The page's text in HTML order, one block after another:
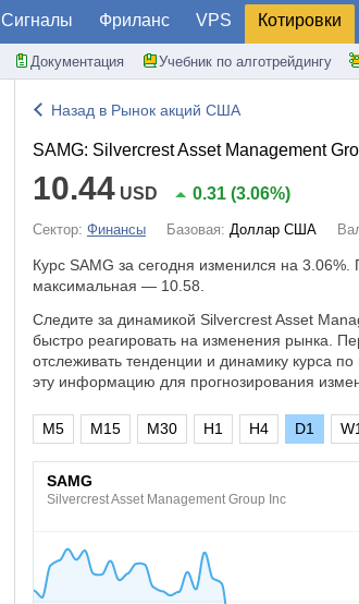
Сигналы Фриланс VPS Котировки
Документация Учебник по алготрейдингу
Назад в Рынок акций США
SAMG: Silvercrest Asset Management
10.44 USD 0.31 (3.06%)
Сектор: Финансы Базовая: Доллар США
Курс SAMG за сегодня изменился на 3.06%
максимальная — 10.58.
Следите за динамикой Silvercrest Asset
быстро реагировать на изменения рынка.
отслеживать тенденции и динамику курса
эту информацию для прогнозирования
M5 M15 M30 H1 H4 D1 W1
SAMG
Silvercrest Asset Management Group Inc